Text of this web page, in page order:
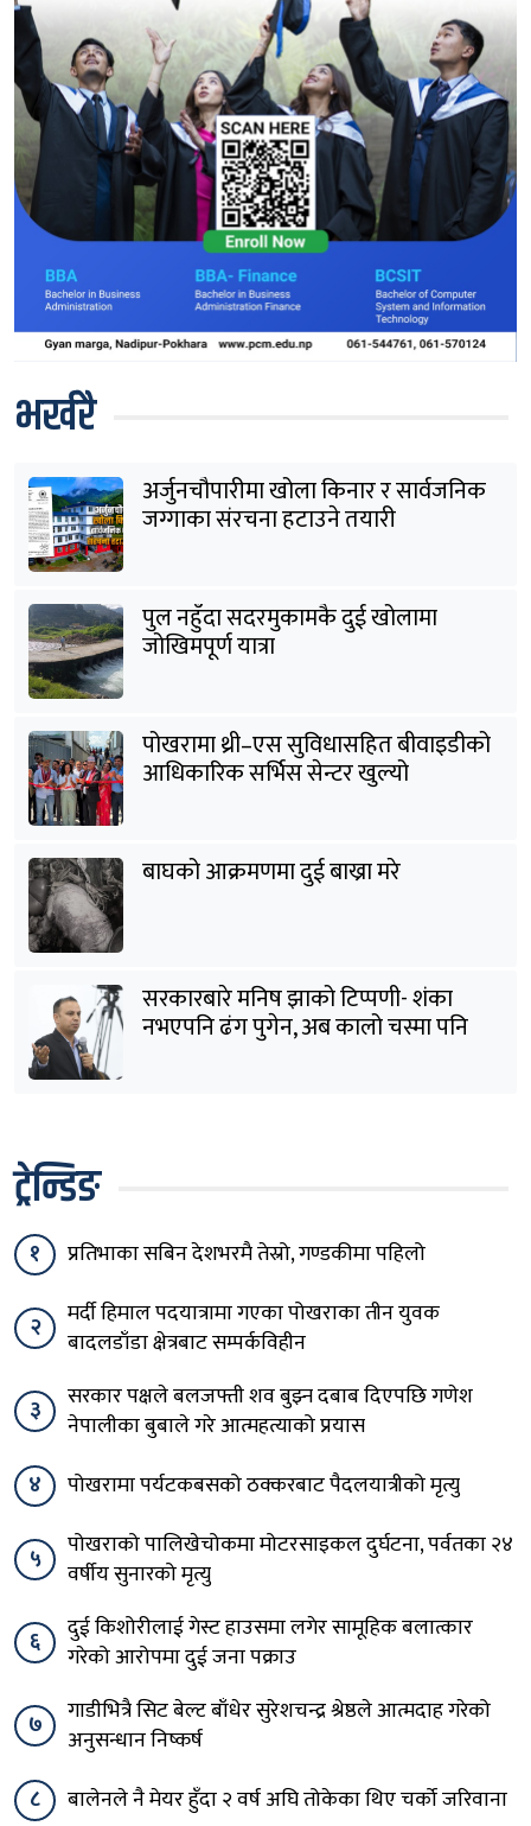
भर्खरै
अर्जुनचौपारीमा खोला किनार र सार्वजनिक
जग्गाका संरचना हटाउने तयारी
पुल नहुँदा सदरमुकामकै दुई खोलामा
जोखिमपूर्ण यात्रा
पोखरामा थ्री–एस सुविधासहित बीवाइडीको
आधिकारिक सर्भिस सेन्टर खुल्यो
बाघको आक्रमणमा दुई बाख्रा मरे
सरकारबारे मनिष झाको टिप्पणी- शंका
नभएपनि ढंग पुगेन, अब कालो चस्मा पनि
ट्रेन्डिङ
१ प्रतिभाका सबिन देशभरमै तेस्रो, गण्डकीमा पहिलो
२
मर्दी हिमाल पदयात्रामा गएका पोखराका तीन युवक
बादलडाँडा क्षेत्रबाट सम्पर्कविहीन
३
सरकार पक्षले बलजफ्ती शव बुझ्न दबाब दिएपछि गणेश
नेपालीका बुबाले गरे आत्महत्याको प्रयास
४
पोखरामा पर्यटकबसको ठक्करबाट पैदलयात्रीको मृत्यु
५
पोखराको पालिखेचोकमा मोटरसाइकल दुर्घटना, पर्वतका २४
वर्षीय सुनारको मृत्यु
६
दुई किशोरीलाई गेस्ट हाउसमा लगेर सामूहिक बलात्कार
गरेको आरोपमा दुई जना पक्राउ
७
गाडीभित्रै सिट बेल्ट बाँधेर सुरेशचन्द्र श्रेष्ठले आत्मदाह गरेको
अनुसन्धान निष्कर्ष
८
बालेनले नै मेयर हुँदा २ वर्ष अघि तोकेका थिए चर्को जरिवाना